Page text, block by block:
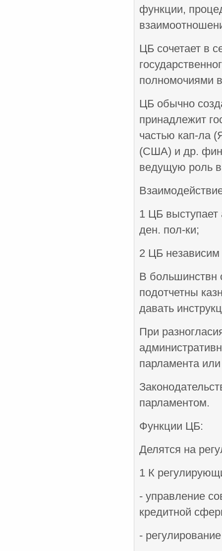
функции,
ЦБ сочетает в
полномочиями
ЦБ обычно
принадлежит
частью кап-ла
(США) и др. фин.
ведущую роль
1 ЦБ выступает
ден. пол-ки;
2 ЦБ независим
В большинствн
подотчетны
давать
При
парламента
парламентом.
Функции ЦБ:
Делятся на
1 К
- управление
кредитной
-